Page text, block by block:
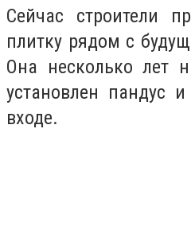
Сейчас строители
плитку рядом с
Она несколько лет
установлен пандус
входе.